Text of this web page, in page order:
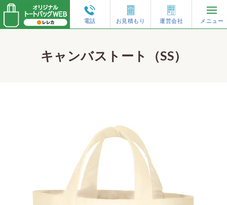
電話 お見積もり 運営会社 メニュー
特集コンテンツ
キャンバストート（SS）